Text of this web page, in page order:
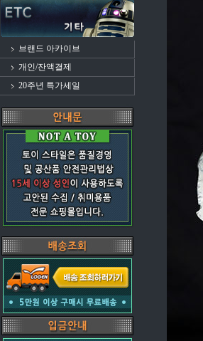
브랜드 아카이브
개인/잔액결제
20주년 특가세일